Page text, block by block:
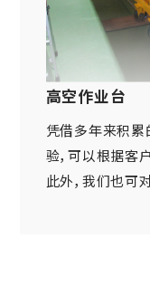
90周年纪念歌曲
驾驶室・车厢类
车体・总装类相
设备相关机器和
DPU
Industrial
SDGs
联系我们
关于铁路车辆零
(Mobility Solutions
关于万向联轴器
网站导航
资料下载
关于个人信息的管理
EN
高空作业台
凭借多年来积
验，可以根据客
此外，我们也可